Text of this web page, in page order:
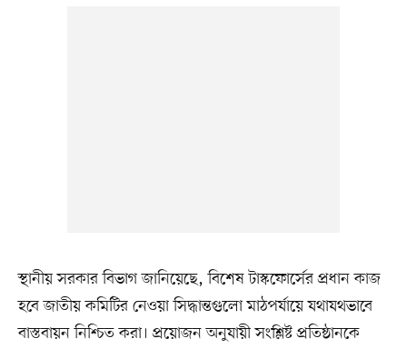
স্থানীয় সরকার বিভাগ জানিয়েছে, বিশেষ টাস্কফোর্সের প্রধান কাজ
হবে জাতীয় কমিটির নেওয়া সিদ্ধান্তগুলো মাঠপর্যায়ে যথাযথভাবে
বাস্তবায়ন নিশ্চিত করা। প্রয়োজন অনুযায়ী সংশ্লিষ্ট প্রতিষ্ঠানকে